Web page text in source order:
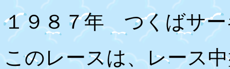
１９８７年 つくばサー
このレースは、レース